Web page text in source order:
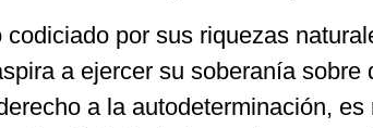
por sus riquezas
a ejercer su soberanía sobre
a la autodeterminación,